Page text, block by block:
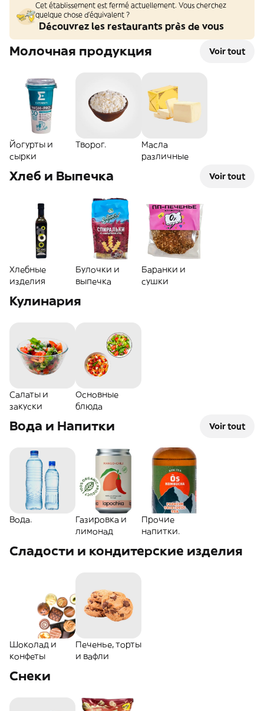
Cet établissement est fermé actuellement. Vous cherchez
quelque chose d'équivalent ?
Découvrez les restaurants près de vous
Молочная продукция Voir tout
Йогурты и
сырки
Творог.
Масла
различные
Хлеб и Выпечка Voir tout
Хлебные
изделия
Булочки и
выпечка
Баранки и
сушки
Кулинария
Салаты и
закуски
Основные
блюда
Вода и Напитки Voir tout
Вода.
Газировка и
лимонад
Прочие
напитки.
Сладости и кондитерские изделия
Шоколад и
конфеты
Печенье, торты
и вафли
Снеки